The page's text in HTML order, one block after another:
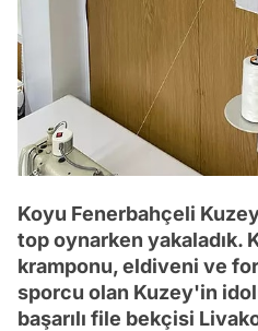
Koyu Fenerbahçeli
top oynarken yakaladık.
kramponu, eldiveni ve
sporcu olan Kuzey'in
başarılı file bekçisi